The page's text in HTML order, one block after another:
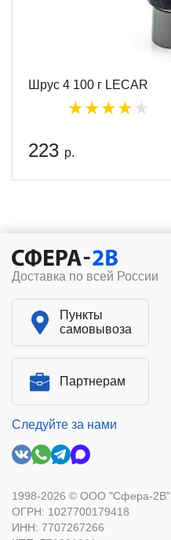
Шрус 4 100 г LECAR
223 р.
Доставка по всей России
Пункты
самовывоза
Партнерам
Следуйте за нами
1998-2026 © ООО "Сфера-2В"
ОГРН: 1027700179418
ИНН: 7707267266